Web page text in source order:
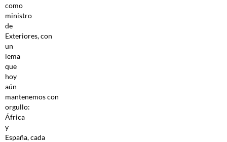
como
ministro
de
Exteriores, con
un
lema
que
hoy
aún
mantenemos con
orgullo:
África
y
España, cada